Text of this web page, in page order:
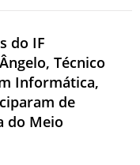
do IF
Técnico
Informática,
de
do Meio